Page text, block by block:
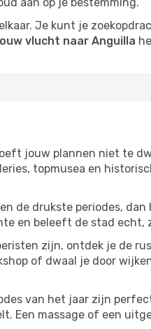
Je kunt je
vlucht naar Anguilla
jouw plannen niet te
topmusea en
de drukste periodes,
en beleeft de stad echt,
zijn, ontdek je de
of dwaal je door
van het jaar zijn
Een massage of een